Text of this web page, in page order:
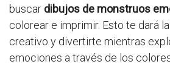
buscar dibujos de monstruos
colorear e imprimir. Esto te dará
creativo y divertirte mientras
emociones a través de los